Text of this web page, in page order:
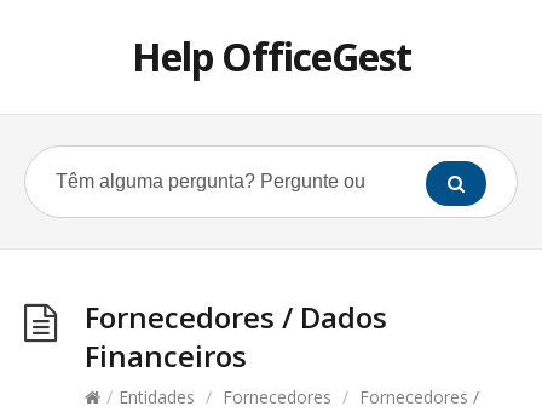
Help OfficeGest
Fornecedores / Dados
Financeiros
/ Entidades / Fornecedores / Fornecedores /